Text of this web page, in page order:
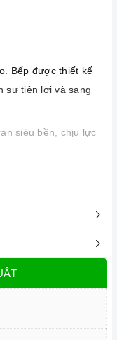
Bếp được thiết kế
sự tiện lợi và sang
siêu bền, chịu lực